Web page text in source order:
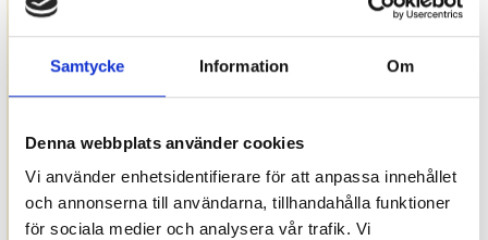
Samtycke Information Om
Denna webbplats använder cookies
Vi använder enhetsidentifierare för att anpassa innehållet
och annonserna till användarna, tillhandahålla funktioner
för sociala medier och analysera vår trafik. Vi